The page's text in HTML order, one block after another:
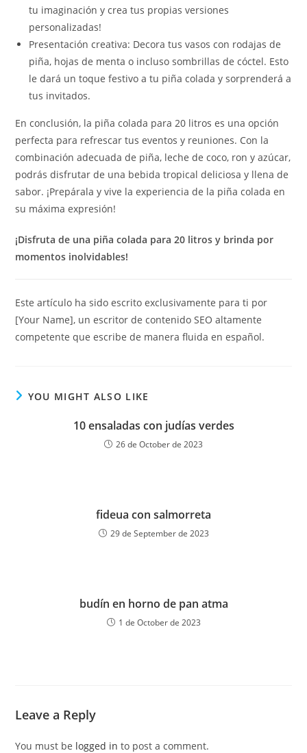
tu imaginación y crea tus propias versiones
personalizadas!
Presentación creativa: Decora tus vasos con rodajas de
piña, hojas de menta o incluso sombrillas de cóctel. Esto
le dará un toque festivo a tu piña colada y sorprenderá a
tus invitados.
En conclusión, la piña colada para 20 litros es una opción
perfecta para refrescar tus eventos y reuniones. Con la
combinación adecuada de piña, leche de coco, ron y azúcar,
podrás disfrutar de una bebida tropical deliciosa y llena de
sabor. ¡Prepárala y vive la experiencia de la piña colada en
su máxima expresión!
¡Disfruta de una piña colada para 20 litros y brinda por
momentos inolvidables!
Este artículo ha sido escrito exclusivamente para ti por
[Your Name], un escritor de contenido SEO altamente
competente que escribe de manera fluida en español.
YOU MIGHT ALSO LIKE
10 ensaladas con judías verdes
26 de October de 2023
fideua con salmorreta
29 de September de 2023
budín en horno de pan atma
1 de October de 2023
Leave a Reply
You must be logged in to post a comment.